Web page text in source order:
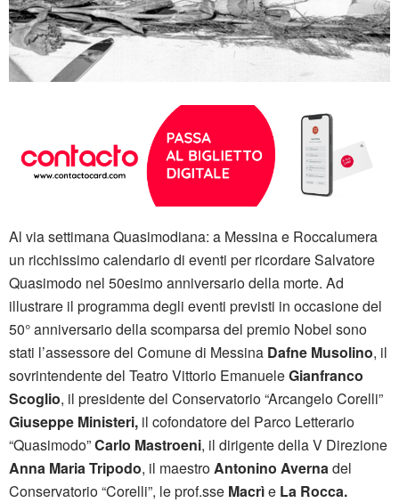
Al via settimana Quasimodiana: a Messina e Roccalumera
un ricchissimo calendario di eventi per ricordare Salvatore
Quasimodo nel 50esimo anniversario della morte. Ad
illustrare il programma degli eventi previsti in occasione del
50° anniversario della scomparsa del premio Nobel sono
stati l’assessore del Comune di Messina Dafne Musolino, il
sovrintendente del Teatro Vittorio EmanueleGianfranco
Scoglio, il presidente del Conservatorio “Arcangelo Corelli”
Giuseppe Ministeri, il cofondatore del Parco Letterario
“Quasimodo”Carlo Mastroeni, il dirigente della V Direzione
Anna Maria Tripodo, il maestroAntonino Avernadel
Conservatorio “Corelli”, le prof.sse Macrìe La Rocca.